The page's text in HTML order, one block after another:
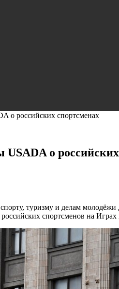
о российских спортсменах
USADA о
туризму и делам
спортсменов на